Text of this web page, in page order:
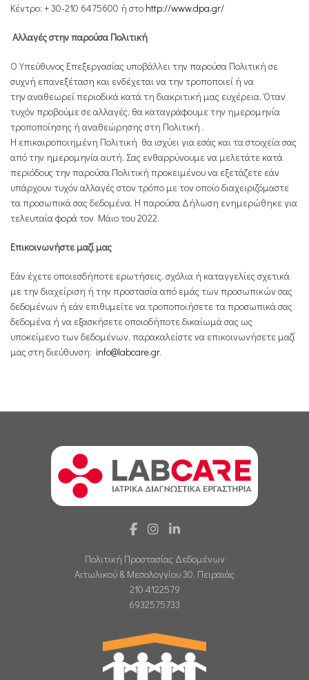
Κέντρο: + 30-210 6475600 ή στο http://www.dpa.gr/
Αλλαγές στην παρούσα Πολιτική
Ο Υπεύθυνος Επεξεργασίας υποβάλλει την παρούσα Πολιτική σε
συχνή επανεξέταση και ενδέχεται να την τροποποιεί ή να
την αναθεωρεί περιοδικά κατά τη διακριτική μας ευχέρεια. Όταν
τυχόν προβούμε σε αλλαγές, θα καταγράφουμε την ημερομηνία
τροποποίησης ή αναθεώρησης στη Πολιτική .
Η επικαιροποιημένη Πολιτική θα ισχύει για εσάς και τα στοιχεία σας
από την ημερομηνία αυτή. Σας ενθαρρύνουμε να μελετάτε κατά
περιόδους την παρούσα Πολιτική προκειμένου να εξετάζετε εάν
υπάρχουν τυχόν αλλαγές στον τρόπο με τον οποίο διαχειριζόμαστε
τα προσωπικά σας δεδομένα. Η παρούσα Δήλωση ενημερώθηκε για
τελευταία φορά τον Mάιο του 2022.
Επικοινωνήστε μαζί μας
Εάν έχετε οποιεσδήποτε ερωτήσεις, σχόλια ή καταγγελίες σχετικά
με την διαχείριση ή την προστασία από εμάς των προσωπικών σας
δεδομένων ή εάν επιθυμείτε να τροποποιήσετε τα προσωπικά σας
δεδομένα ή να εξασκήσετε οποιοδήποτε δικαίωμά σας ως
υποκείμενο των δεδομένων, παρακαλείστε να επικοινωνήσετε μαζί
μας στη διεύθυνση: info@labcare.gr.
Πολιτική Προστασίας Δεδομένων
Αιτωλικού & Μεσολογγίου 30, Πειραιάς
210 4122579
6932575733